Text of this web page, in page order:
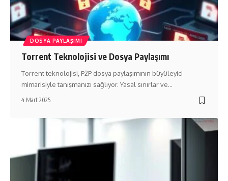
DOSYA PAYLAŞIMI
Torrent Teknolojisi ve Dosya Paylaşımı
Torrent teknolojisi, P2P dosya paylaşımının büyüleyici
mimarisiyle tanışmanızı sağlıyor. Yasal sınırlar ve…
4 Mart 2025